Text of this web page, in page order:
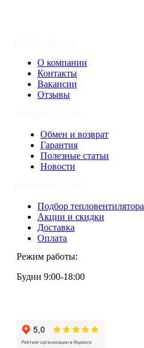
О компании
Контакты
Вакансии
Отзывы
Обмен и возврат
Гарантия
Полезные статьи
Новости
Подбор тепловентилятора
Акции и скидки
Доставка
Оплата
Режим работы:
Будни 9:00-18:00